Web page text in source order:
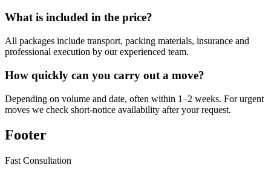
What is included in the price?
All packages include transport, packing materials, insurance and
professional execution by our experienced team.
How quickly can you carry out a move?
Depending on volume and date, often within 1–2 weeks. For urgent
moves we check short-notice availability after your request.
Footer
Fast Consultation